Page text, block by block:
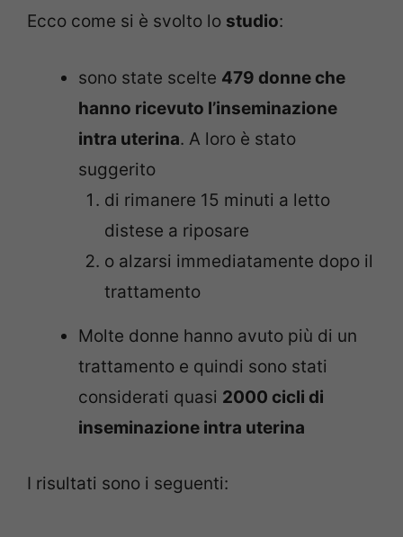
Ecco come si è svolto lo studio:
sono state scelte 479 donne che
hanno ricevuto l’inseminazione
intra uterina. A loro è stato
suggerito
di rimanere 15 minuti a letto
distese a riposare
o alzarsi immediatamente dopo il
trattamento
Molte donne hanno avuto più di un
trattamento e quindi sono stati
considerati quasi 2000 cicli di
inseminazione intra uterina
I risultati sono i seguenti: